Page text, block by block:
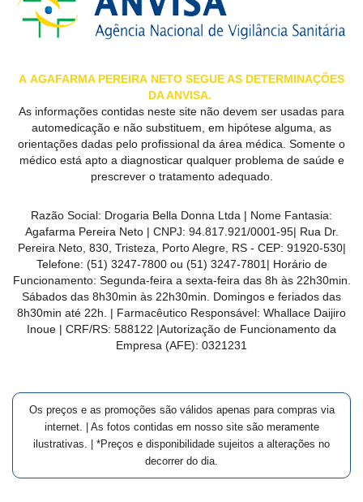
CENTRAL
LOJAS
MAIS
PRÓXIMA
DO
CLIENTE
A AGAFARMA PEREIRA NETO SEGUE AS DETERMINAÇÕES
DA ANVISA.
As informações contidas neste site não devem ser usadas para
automedicação e não substituem, em hipótese alguma, as
orientações dadas pelo profissional da área médica. Somente o
médico está apto a diagnosticar qualquer problema de saúde e
prescrever o tratamento adequado.
Razão Social: Drogaria Bella Donna Ltda | Nome Fantasia:
Agafarma Pereira Neto | CNPJ: 94.817.921/0001-95| Rua Dr.
Pereira Neto, 830, Tristeza, Porto Alegre, RS - CEP: 91920-530|
Telefone: (51) 3247-7800 ou (51) 3247-7801 | Horário de
Funcionamento: Segunda-feira a sexta-feira das 8h às 22h30min.
Sábados das 8h30min às 22h30min. Domingos e feriados das
8h30min até 22h. | Farmacêutico Responsável: Whallace Daijiro
Inoue | CRF/RS: 588122 |Autorização de Funcionamento da
Empresa (AFE): 0321231
Os preços e as promoções são válidos apenas para compras via
internet. | As fotos contidas em nosso site são meramente
ilustrativas. | *Preços e disponibilidade sujeitos a alterações no
decorrer do dia.